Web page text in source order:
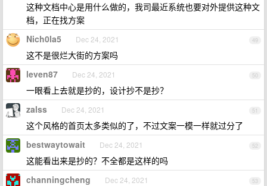
这种文档中心是用什么做的，我司最近系统也要对外提供这种文
档，正在找方案
49
Nich0la5 Dec 24, 2021
这不是很烂大街的方案吗
50
leven87 Dec 24, 2021
一眼看上去就是抄的，设计抄不是抄？
51
zalss Dec 24, 2021
这个风格的首页太多类似的了，不过文案一模一样就过分了
52
bestwaytowait Dec 24, 2021
这能看出来是抄的？不全都是这样的吗
53
channingcheng Dec 24, 2021